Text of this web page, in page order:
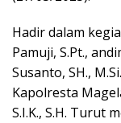
Hadir dalam
Pamuji, S.Pt.,
Susanto, SH.,
Kapolresta
S.I.K., S.H. Turut